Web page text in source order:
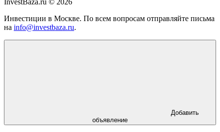
Инвестиции в Москве. По всем вопросам отправляйте письма
на info@investbaza.ru.
Добавить
объявление